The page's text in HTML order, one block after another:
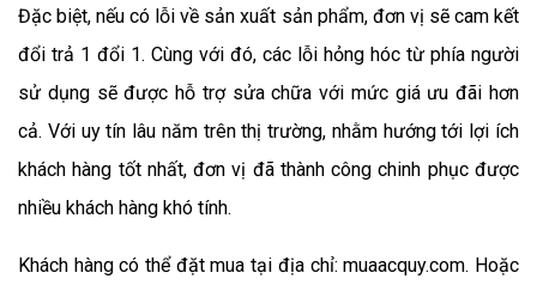
Đặc biệt, nếu có lỗi về sản xuất sản phẩm, đơn vị sẽ cam kết
đổi trả 1 đổi 1. Cùng với đó, các lỗi hỏng hóc từ phía người
sử dụng sẽ được hỗ trợ sửa chữa với mức giá ưu đãi hơn
cả. Với uy tín lâu năm trên thị trường, nhằm hướng tới lợi ích
khách hàng tốt nhất, đơn vị đã thành công chinh phục được
nhiều khách hàng khó tính.
Khách hàng có thể đặt mua tại địa chỉ: muaacquy.com. Hoặc